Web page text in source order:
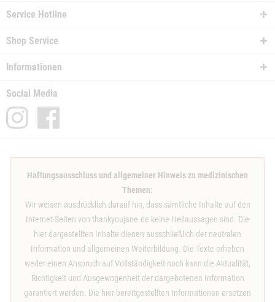
Service Hotline
Shop Service
Informationen
Social Media
Haftungsausschluss und allgemeiner Hinweis zu medizinischen
Themen:
Wir weisen ausdrücklich darauf hin, dass sämtliche Inhalte auf den
Internet-Seiten von thankyoujane.de keine Heilaussagen sind. Die
hier dargestellten Inhalte dienen ausschließlich der neutralen
Information und allgemeinen Weiterbildung. Die Texte erheben
weder einen Anspruch auf Vollständigkeit noch kann die Aktualität,
Richtigkeit und Ausgewogenheit der dargebotenen Information
garantiert werden. Die hier bereitgestellten Informationen ersetzen